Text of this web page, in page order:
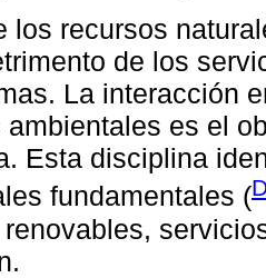
los recursos
de los
La interacción
ambientales es el
Esta disciplina
fundamentales (